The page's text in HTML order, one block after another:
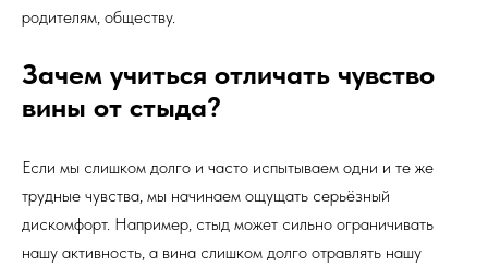
родителям, обществу.
Зачем учиться отличать чувство
вины от стыда?
Если мы слишком долго и часто испытываем одни и те же
трудные чувства, мы начинаем ощущать серьёзный
дискомфорт. Например, стыд может сильно ограничивать
нашу активность, а вина слишком долго отравлять нашу